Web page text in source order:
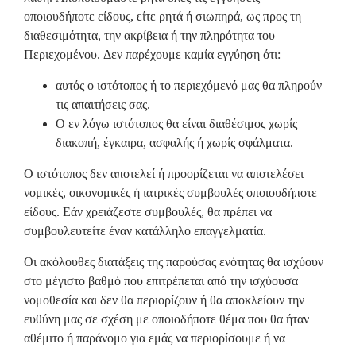
οποιουδήποτε είδους, είτε ρητά ή σιωπηρά, ως προς τη
διαθεσιμότητα, την ακρίβεια ή την πληρότητα του
Περιεχομένου. Δεν παρέχουμε καμία εγγύηση ότι:
αυτός ο ιστότοπος ή το περιεχόμενό μας θα πληρούν
τις απαιτήσεις σας.
Ο εν λόγω ιστότοπος θα είναι διαθέσιμος χωρίς
διακοπή, έγκαιρα, ασφαλής ή χωρίς σφάλματα.
Ο ιστότοπος δεν αποτελεί ή προορίζεται να αποτελέσει
νομικές, οικονομικές ή ιατρικές συμβουλές οποιουδήποτε
είδους. Εάν χρειάζεστε συμβουλές, θα πρέπει να
συμβουλευτείτε έναν κατάλληλο επαγγελματία.
Οι ακόλουθες διατάξεις της παρούσας ενότητας θα ισχύουν
στο μέγιστο βαθμό που επιτρέπεται από την ισχύουσα
νομοθεσία και δεν θα περιορίζουν ή θα αποκλείουν την
ευθύνη μας σε σχέση με οποιοδήποτε θέμα που θα ήταν
αθέμιτο ή παράνομο για εμάς να περιορίσουμε ή να